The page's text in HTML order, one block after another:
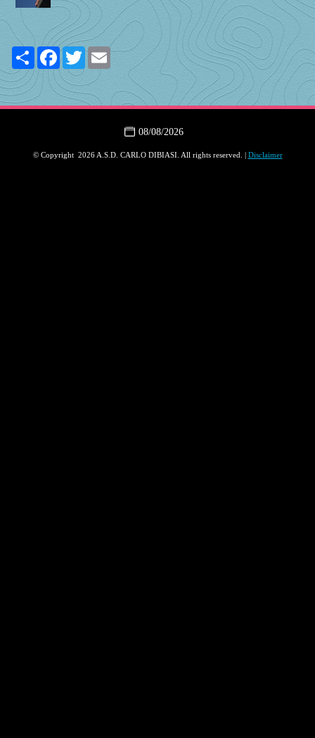
Share Facebook
TwitterEmail
08/08/2026
© Copyright 2026 A.S.D. CARLO DIBIASI. All rights reserved. | Disclaimer